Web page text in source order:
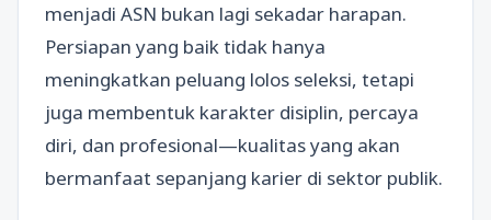
menjadi ASN bukan lagi sekadar harapan.
Persiapan yang baik tidak hanya
meningkatkan peluang lolos seleksi, tetapi
juga membentuk karakter disiplin, percaya
diri, dan profesional—kualitas yang akan
bermanfaat sepanjang karier di sektor publik.